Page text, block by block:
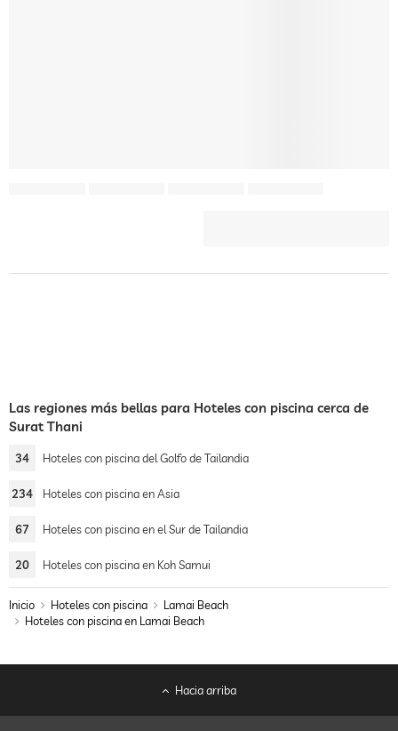
Las regiones más bellas para Hoteles con piscina cerca de
Surat Thani
34 Hoteles con piscina del Golfo de Tailandia
234 Hoteles con piscina en Asia
67 Hoteles con piscina en el Sur de Tailandia
20 Hoteles con piscina en Koh Samui
Inicio Hoteles con piscina
Lamai Beach
Hoteles con piscina en Lamai Beach
Hacia arriba